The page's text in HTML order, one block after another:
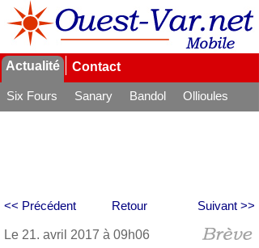
Actualité Contact
Six Fours Sanary Bandol
Ollioules
Retour
<< Précédent Suivant >>
Le 21. avril 2017 à 09h06